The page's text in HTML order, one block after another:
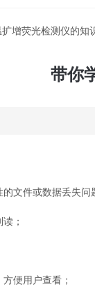
增荧光检测仪的知
带你
文件或数据丢失问
；
便用户查看；